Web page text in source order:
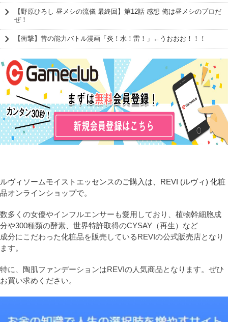
【野原ひろし 昼メシの流儀 最終回】第12話 感想 俺は昼メシのプロだ
ぜ！
【衝撃】昔の能力バトル漫画「炎！水！雷！」←うおおお！！！
ルヴィソームモイストエッセンスのご購入は、REVI (ルヴィ) 化粧
品オンラインショップで。
数多くの女優やインフルエンサーも愛用しており、植物幹細胞成
分や300種類の酵素、世界特許取得のCYSAY（再生）など
成分にこだわった化粧品を販売しているREVIの公式販売店となり
ます。
特に、陶肌ファンデーションはREVIの人気商品となります。ぜひ
お買い求めください。